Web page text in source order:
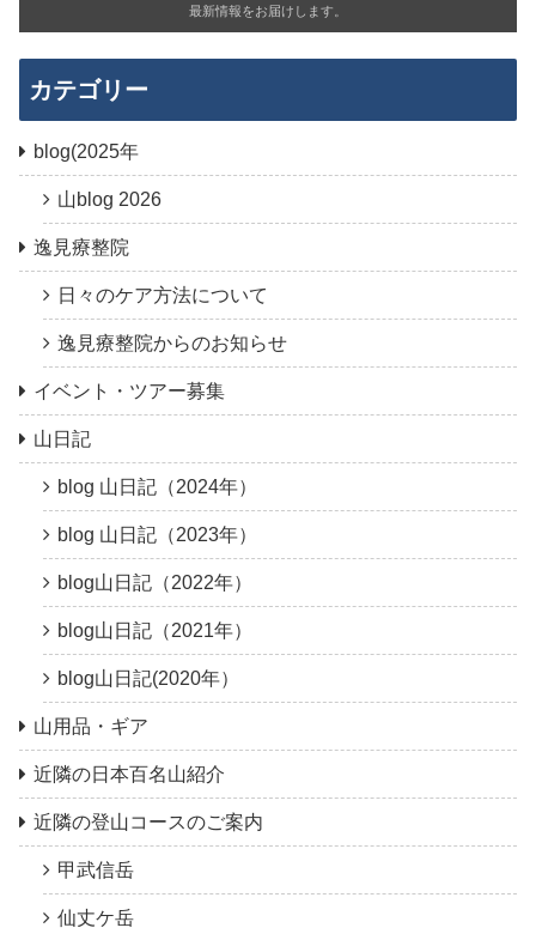
最新情報をお届けします。
カテゴリー
blog(2025年
山blog 2026
逸見療整院
日々のケア方法について
逸見療整院からのお知らせ
イベント・ツアー募集
山日記
blog 山日記（2024年）
blog 山日記（2023年）
blog山日記（2022年）
blog山日記（2021年）
blog山日記(2020年）
山用品・ギア
近隣の日本百名山紹介
近隣の登山コースのご案内
甲武信岳
仙丈ケ岳